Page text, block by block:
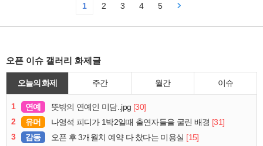
1 2 3 4 5
오픈 이슈 갤러리 화제글
오늘의 화제 주간 월간 이슈
1 연예 뜻밖의 연예인 미담..jpg [30]
2
유머 나영석 피디가 1박2일때 출연자들을 굴린 배경 [31]
3
감동 오픈 후 3개월치 예약 다 찼다는 미용실 [15]